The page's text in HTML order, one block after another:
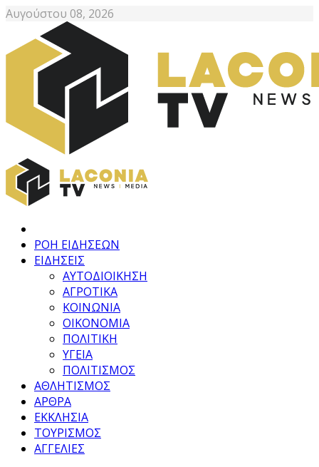
Αυγούστου 08, 2026
ΡΟΗ ΕΙΔΗΣΕΩΝ
ΕΙΔΗΣΕΙΣ
ΑΥΤΟΔΙΟΙΚΗΣΗ
ΑΓΡΟΤΙΚΑ
ΚΟΙΝΩΝΙΑ
ΟΙΚΟΝΟΜΙΑ
ΠΟΛΙΤΙΚΗ
ΥΓΕΙΑ
ΠΟΛΙΤΙΣΜΟΣ
ΑΘΛΗΤΙΣΜΟΣ
ΑΡΘΡΑ
ΕΚΚΛΗΣΙΑ
ΤΟΥΡΙΣΜΟΣ
ΑΓΓΕΛΙΕΣ